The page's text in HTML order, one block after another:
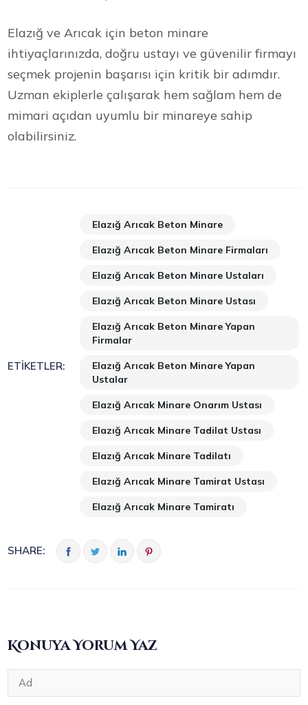
Elazığ ve Arıcak için beton minare
ihtiyaçlarınızda, doğru ustayı ve güvenilir firmayı
seçmek projenin başarısı için kritik bir adımdır.
Uzman ekiplerle çalışarak hem sağlam hem de
mimari açıdan uyumlu bir minareye sahip
olabilirsiniz.
ETIKETLER:
Elazığ Arıcak Beton Minare
Elazığ Arıcak Beton Minare Firmaları
Elazığ Arıcak Beton Minare Ustaları
Elazığ Arıcak Beton Minare Ustası
Elazığ Arıcak Beton Minare Yapan
Firmalar
Elazığ Arıcak Beton Minare Yapan
Ustalar
Elazığ Arıcak Minare Onarım Ustası
Elazığ Arıcak Minare Tadilat Ustası
Elazığ Arıcak Minare Tadilatı
Elazığ Arıcak Minare Tamirat Ustası
Elazığ Arıcak Minare Tamiratı
SHARE:
Konuya Yorum Yaz